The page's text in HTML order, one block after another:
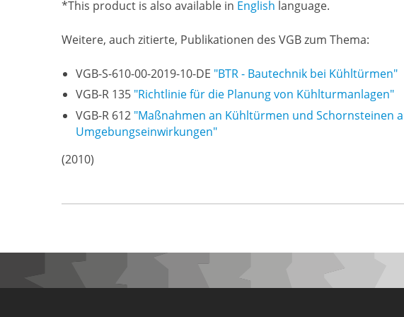
*This product is also available in English language.
Weitere, auch zitierte, Publikationen des VGB zum Thema:
VGB-S-610-00-2019-10-DE "BTR - Bautechnik bei Kühltürmen"
VGB-R 135 "Richtlinie für die Planung von Kühlturmanlagen"
VGB-R 612 "Maßnahmen an Kühltürmen und Schornsteinen
Umgebungseinwirkungen"
(2010)